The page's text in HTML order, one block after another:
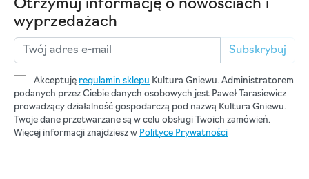
Otrzymuj informację o nowościach i
wyprzedażach
Subskrybuj
Akceptuję regulamin sklepu Kultura Gniewu. Administratorem
podanych przez Ciebie danych osobowych jest Paweł Tarasiewicz
prowadzący działalność gospodarczą pod nazwą Kultura Gniewu.
Twoje dane przetwarzane są w celu obsługi Twoich zamówień.
Więcej informacji znajdziesz w Polityce Prywatności